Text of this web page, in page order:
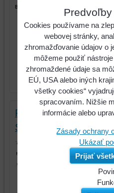
Kód:
Pneumatická uhlová
SlimPOWER
Cookies používame na
webovej stránky,
zhromažďovanie údajov o
môžeme použiť
zhromaždené údaje sa
EÚ, USA alebo iných
všetky cookies“
spracovaním. Nižšie
informácie alebo
Zásady ochrany
Ukázať
Prijať